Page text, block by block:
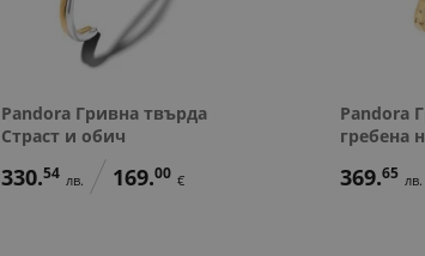
Pandora Гривна твърда
Страст и обич
330.54 лв. 169.00 €
Pandora
гребена
369.65 лв.